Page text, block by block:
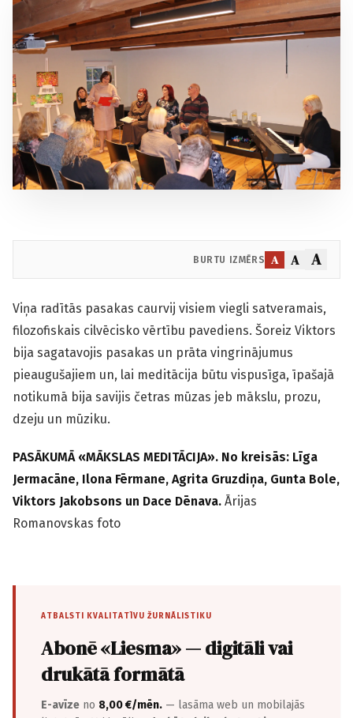
BURTU IZMĒRS A A A
Viņa radītās pasakas caurvij visiem viegli satveramais,
filozofiskais cilvēcisko vērtību pavediens. Šoreiz Viktors
bija sagatavojis pasakas un prāta vingrinājumus
pieaugušajiem un, lai meditācija būtu vispusīga, īpašajā
notikumā bija savijis četras mūzas jeb mākslu, prozu,
dzeju un mūziku.
PASĀKUMĀ «MĀKSLAS MEDITĀCIJA». No kreisās: Līga
Jermacāne, Ilona Fērmane, Agrita Gruzdiņa, Gunta Bole,
Viktors Jakobsons un Dace Dēnava. Ārijas
Romanovskas foto
ATBALSTI KVALITATĪVU ŽURNĀLISTIKU
Abonē «Liesma» — digitāli vai
drukātā formātā
E-avīze no 8,00 €/mēn. — lasāma web un mobilajās